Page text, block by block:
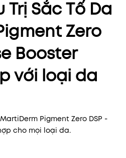
Sắc Tố Da
Zero
Booster
với loại da
Pigment Zero DSP -
cho mọi loại da.